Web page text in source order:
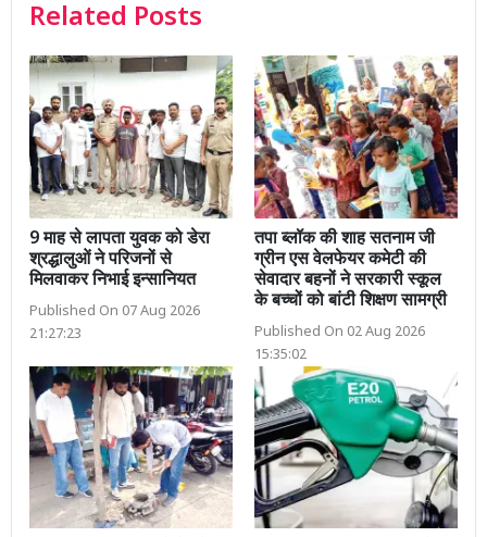
Related Posts
9 माह से लापता युवक को डेरा
श्रद्धालुओं ने परिजनों से
मिलवाकर निभाई इन्सानियत
Published On 07 Aug 2026
21:27:23
तपा ब्लॉक की शाह सतनाम जी
ग्रीन एस वेलफेयर कमेटी की
सेवादार बहनों ने सरकारी स्कूल
के बच्चों को बांटी शिक्षण सामग्री
Published On 02 Aug 2026
15:35:02